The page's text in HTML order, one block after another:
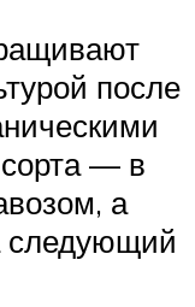
после
— в
а
следующий